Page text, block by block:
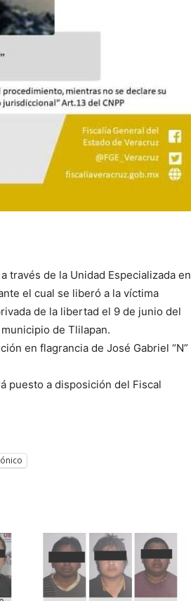
través de la Unidad Especializada en
el cual se liberó a la víctima
de la libertad el 9 de junio del
de Tlilapan.
en flagrancia de José Gabriel “N”
puesto a disposición del Fiscal